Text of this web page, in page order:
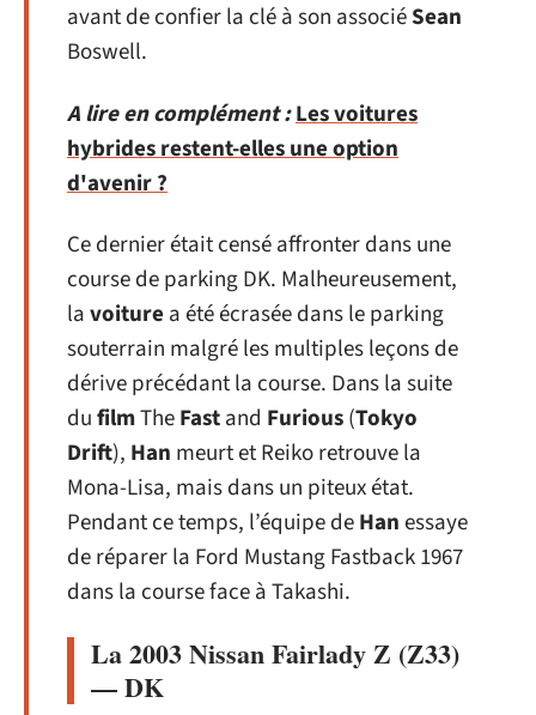
avant de confier la clé à son associéSean
Boswell.
A lire en complément :Les voitures
hybrides restent-elles une option
d'avenir ?
Ce dernier était censé affronter dans une
course de parking DK. Malheureusement,
lavoiture a été écrasée dans le parking
souterrain malgré les multiples leçons de
dérive précédant la course. Dans la suite
dufilmTheFastand Furious(Tokyo
Drift), Han meurt et Reiko retrouve la
Mona-Lisa, mais dans un piteux état.
Pendant ce temps, l’équipe deHanessaye
de réparer la Ford Mustang Fastback 1967
dans la course face à Takashi.
La 2003 Nissan Fairlady Z (Z33)
— DK